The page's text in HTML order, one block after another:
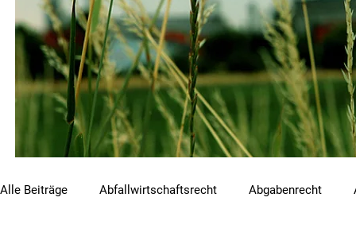
Alle Beiträge Abfallwirtschaftsrecht Abgabenrecht